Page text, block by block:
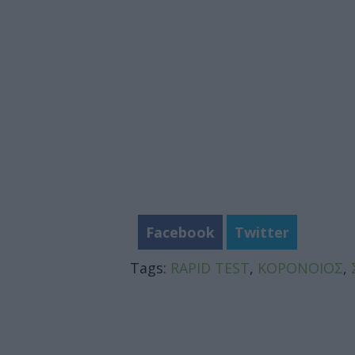
Facebook
Twitter
Tags: RAPID TEST, ΚΟΡΟΝΟΙΟΣ,